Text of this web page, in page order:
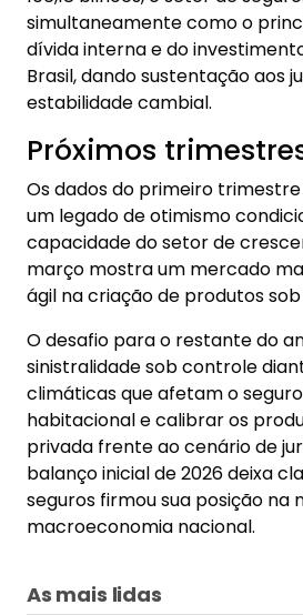
simultaneamente como o
dívida interna e do
Brasil, dando sustentação aos
estabilidade cambial.
Próximos
Os dados do primeiro
um legado de otimismo
capacidade do setor de
março mostra um mercado
ágil na criação de produtos
O desafio para o restante do
sinistralidade sob controle
climáticas que afetam o
habitacional e calibrar os
privada frente ao cenário de
balanço inicial de 2026 deixa
seguros firmou sua posição na
macroeconomia nacional.
As mais lidas